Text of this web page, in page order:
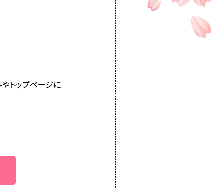
トップページに